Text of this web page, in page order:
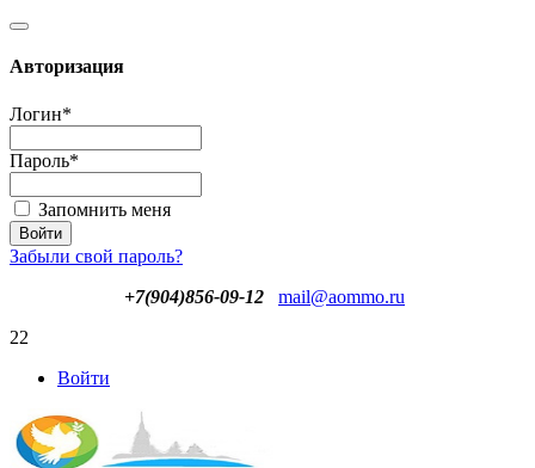
Авторизация
Логин*
Пароль*
Запомнить меня
Забыли свой пароль?
+7(904)856-09-12
mail@aommo.ru
22
Войти